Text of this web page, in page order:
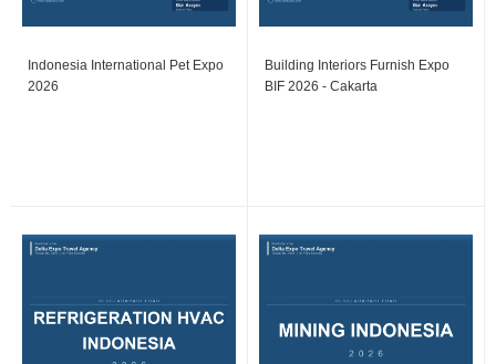
Indonesia International Pet Expo
2026
Building Interiors Furnish Expo
BIF 2026 - Cakarta